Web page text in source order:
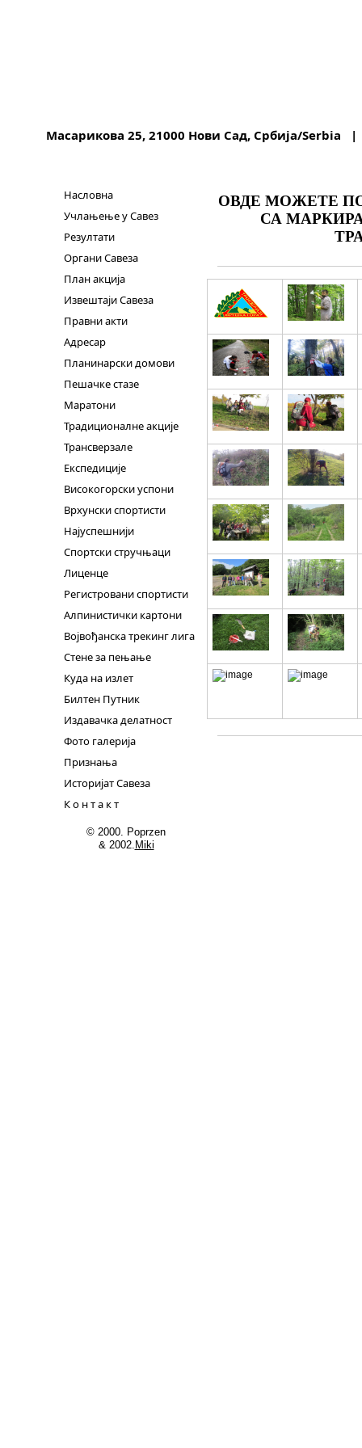
Масарикова 25, 21000 Нови Сад, Србија/Serbia
Насловна
Учлањење у Савез
Резултати
Органи Савеза
План акција
Извештаји Савеза
Правни акти
Адресар
Планинарски домови
Пешачке стазе
Маратони
Традиционалне акције
Трансверзале
Експедиције
Високогорски успони
Врхунски спортисти
Најуспешнији
Спортски стручњаци
Лиценце
Регистровани спортисти
Алпинистички картони
Војвођанска трекинг лига
Стене за пењање
Куда на излет
Билтен Путник
Издавачка делатност
Фото галерија
Признања
Историјат Савеза
К о н т а к т
© 2000. Poprzen
& 2002. Miki
ОВДЕ МОЖЕТЕ
СА